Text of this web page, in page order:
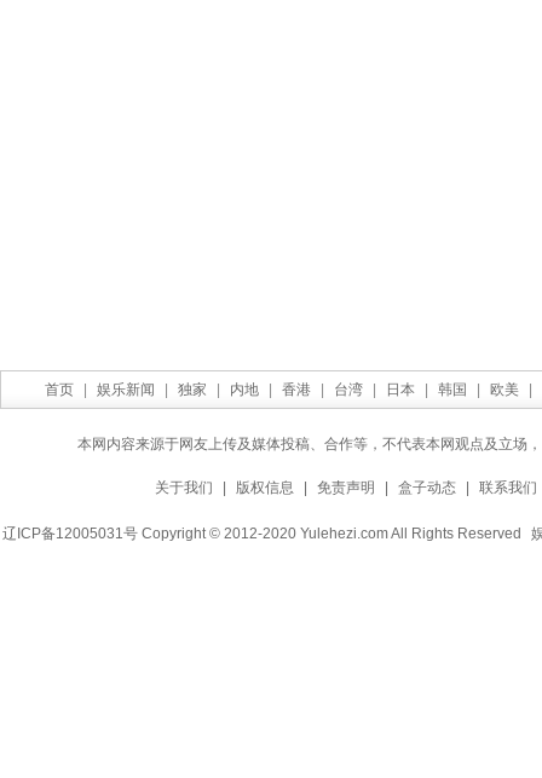
首页 娱乐新闻 独家 内地 香港 台湾 日本 韩国 欧美
本网内容来源于网友上传及媒体投稿、合作等，不代表本网观点及立场
关于我们 版权信息 免责声明 盒子动态 联系我们
辽ICP备12005031号 Copyright © 2012-2020 Yulehezi.com All Rights Reserved